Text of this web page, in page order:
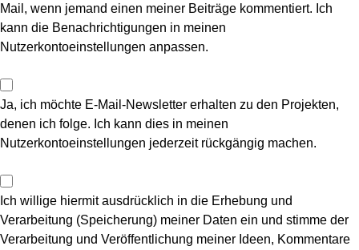
Mail, wenn jemand einen meiner Beiträge kommentiert. Ich
kann die Benachrichtigungen in meinen
Nutzerkontoeinstellungen anpassen.
Ja, ich möchte E-Mail-Newsletter erhalten zu den Projekten,
denen ich folge. Ich kann dies in meinen
Nutzerkontoeinstellungen jederzeit rückgängig machen.
Ich willige hiermit ausdrücklich in die Erhebung und
Verarbeitung (Speicherung) meiner Daten ein und stimme der
Verarbeitung und Veröffentlichung meiner Ideen, Kommentare